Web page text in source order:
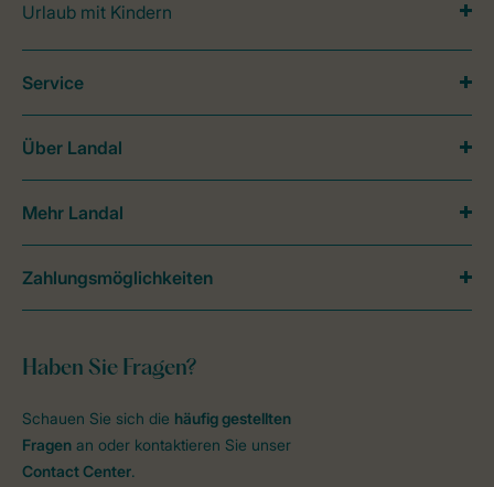
Urlaub mit Kindern
Haben Sie Fragen?
Schauen Sie sich die häufig gestellten
Fragen an oder kontaktieren Sie unser
Contact Center.
Service
Über Landal
Mehr Landal
Zahlungsmöglichkeiten